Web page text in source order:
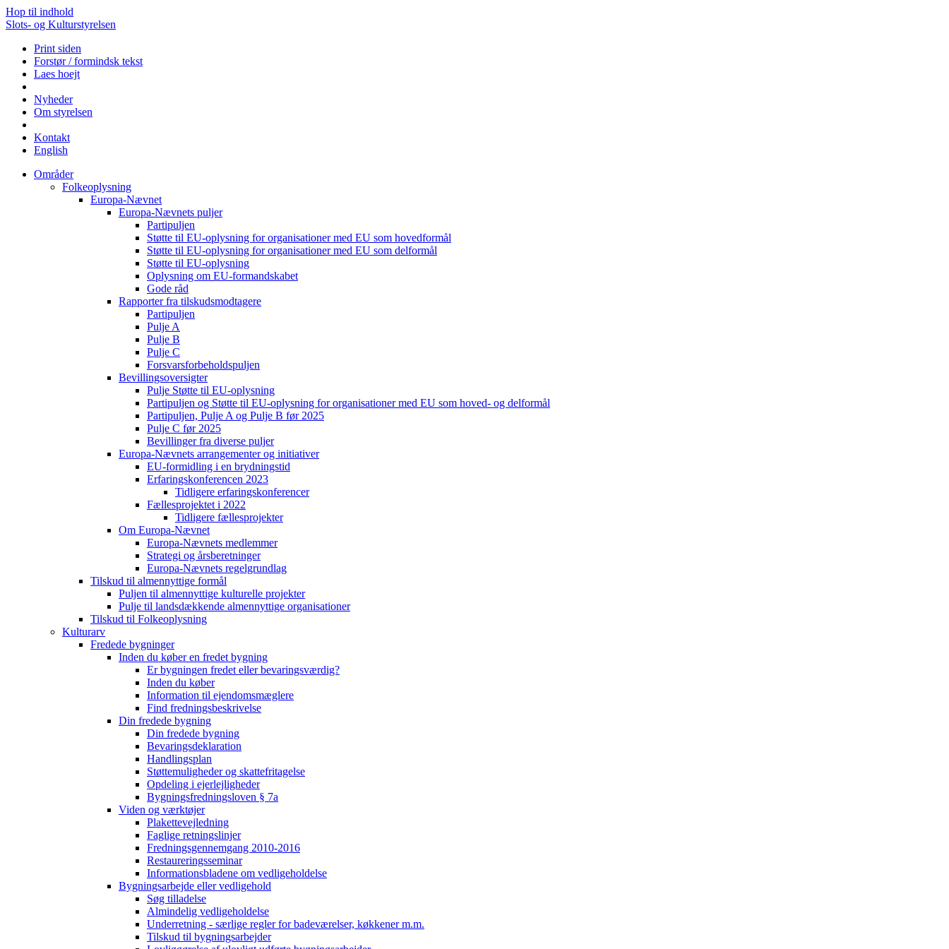
Hop til indhold
Slots- og Kulturstyrelsen
Print siden
Forstør / formindsk tekst
Laes hoejt
Nyheder
Om styrelsen
Kontakt
English
Områder
Folkeoplysning
Europa-Nævnet
Europa-Nævnets puljer
Partipuljen
Støtte til EU-oplysning for organisationer med EU som hovedformål
Støtte til EU-oplysning for organisationer med EU som delformål
Støtte til EU-oplysning
Oplysning om EU-formandskabet
Gode råd
Rapporter fra tilskudsmodtagere
Partipuljen
Pulje A
Pulje B
Pulje C
Forsvarsforbeholdspuljen
Bevillingsoversigter
Pulje Støtte til EU-oplysning
Partipuljen og Støtte til EU-oplysning for organisationer med EU som hoved- og delformål
Partipuljen, Pulje A og Pulje B før 2025
Pulje C før 2025
Bevillinger fra diverse puljer
Europa-Nævnets arrangementer og initiativer
EU-formidling i en brydningstid
Erfaringskonferencen 2023
Tidligere erfaringskonferencer
Fællesprojektet i 2022
Tidligere fællesprojekter
Om Europa-Nævnet
Europa-Nævnets medlemmer
Strategi og årsberetninger
Europa-Nævnets regelgrundlag
Tilskud til almennyttige formål
Puljen til almennyttige kulturelle projekter
Pulje til landsdækkende almennyttige organisationer
Tilskud til Folkeoplysning
Kulturarv
Fredede bygninger
Inden du køber en fredet bygning
Er bygningen fredet eller bevaringsværdig?
Inden du køber
Information til ejendomsmæglere
Find fredningsbeskrivelse
Din fredede bygning
Din fredede bygning
Bevaringsdeklaration
Handlingsplan
Støttemuligheder og skattefritagelse
Opdeling i ejerlejligheder
Bygningsfredningsloven § 7a
Viden og værktøjer
Plakettevejledning
Faglige retningslinjer
Fredningsgennemgang 2010-2016
Restaureringsseminar
Informationsbladene om vedligeholdelse
Bygningsarbejde eller vedligehold
Søg tilladelse
Almindelig vedligeholdelse
Underretning - særlige regler for badeværelser, køkkener m.m.
Tilskud til bygningsarbejder